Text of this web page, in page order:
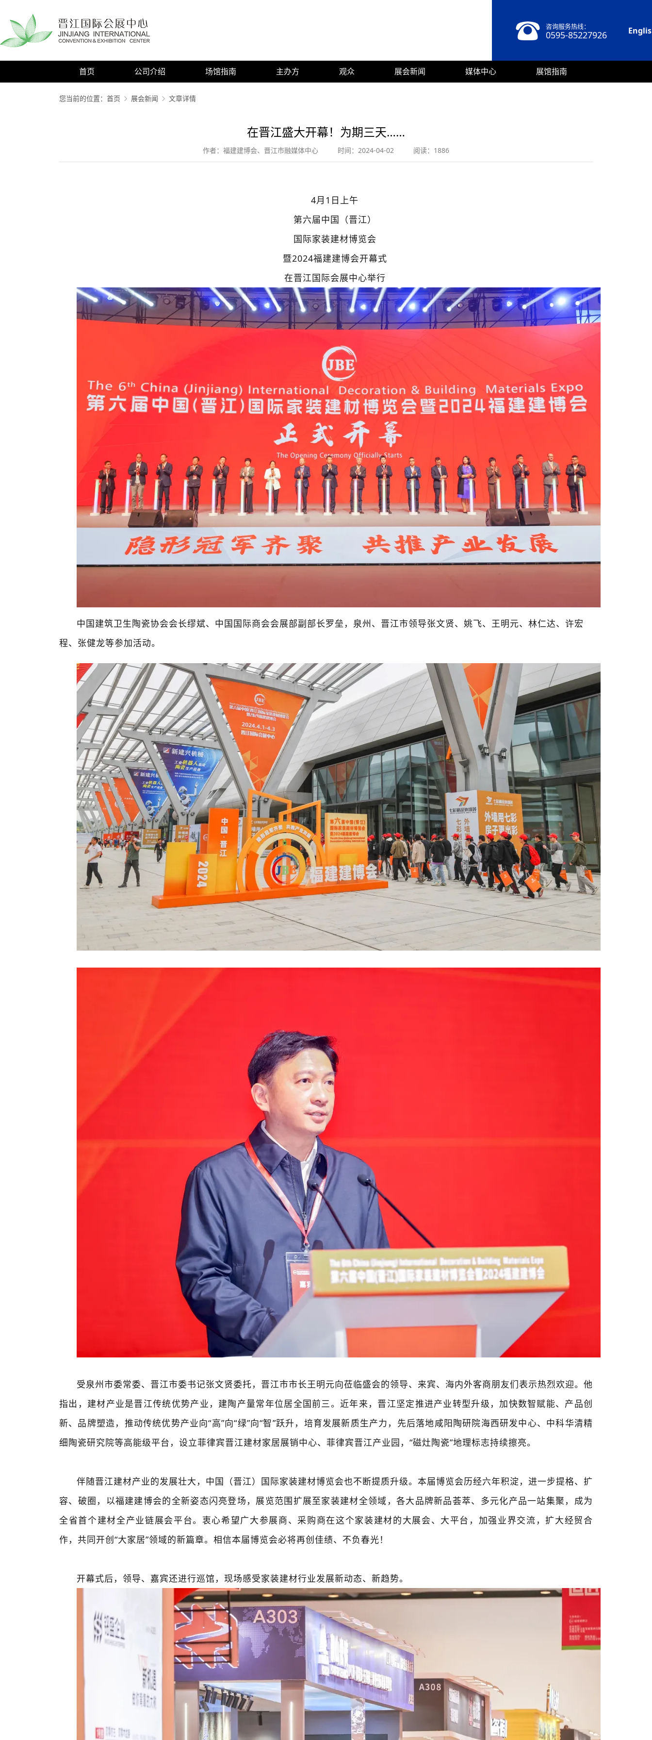
咨询服务热线：
0595-85227926
首页 公司介绍 场馆指南 主办方 观众 展会新闻 媒体中心 展馆指南
您当前的位置： 首页 展会新闻 文章详情
在晋江盛大开幕！为期三天……
作者：福建建博会、晋江市融媒体中心 时间：2024-04-02 阅读：1886
4月1日上午
第六届中国（晋江）
国际家装建材博览会
暨2024福建建博会开幕式
在晋江国际会展中心举行
中国建筑卫生陶瓷协会会长缪斌、中国国际商会会展部副部长罗垒，泉州、晋江市领导张文贤、姚飞、王明元、林仁达、许宏
程、张健龙等参加活动。
受泉州市委常委、晋江市委书记张文贤委托，晋江市市长王明元向莅临盛会的领导、来宾、海内外客商朋友们表示热烈欢迎。他
指出，建材产业是晋江传统优势产业，建陶产量常年位居全国前三。近年来，晋江坚定推进产业转型升级，加快数智赋能、产品创
新、品牌塑造，推动传统优势产业向“高”向“绿”向“智”跃升，培育发展新质生产力，先后落地咸阳陶研院海西研发中心、中科华清精
细陶瓷研究院等高能级平台，设立菲律宾晋江建材家居展销中心、菲律宾晋江产业园，“磁灶陶瓷”地理标志持续擦亮。
伴随晋江建材产业的发展壮大，中国（晋江）国际家装建材博览会也不断提质升级。本届博览会历经六年积淀，进一步提格、扩
容、破圈，以福建建博会的全新姿态闪亮登场，展览范围扩展至家装建材全领域，各大品牌新品荟萃、多元化产品一站集聚，成为
全省首个建材全产业链展会平台。衷心希望广大参展商、采购商在这个家装建材的大展会、大平台，加强业界交流，扩大经贸合
作，共同开创“大家居”领域的新篇章。相信本届博览会必将再创佳绩、不负春光！
开幕式后，领导、嘉宾还进行巡馆，现场感受家装建材行业发展新动态、新趋势。